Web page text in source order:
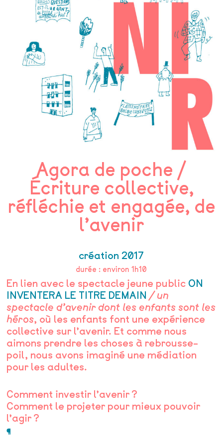
Agora de poche /
Écriture collective,
réfléchie et engagée, de
l’avenir
création 2017
durée : environ 1h10
En lien avec le spectacle jeune public ON
INVENTERA LE TITRE DEMAIN / un
spectacle d’avenir dont les enfants sont les
héros, où les enfants font une expérience
collective sur l’avenir. Et comme nous
aimons prendre les choses à rebrousse-
poil, nous avons imaginé une médiation
pour les adultes.
Comment investir l’avenir ?
Comment le projeter pour mieux pouvoir
l’agir ?
¶